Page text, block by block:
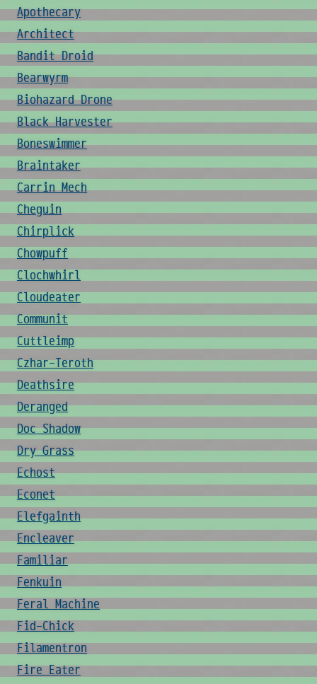
Apothecary
Architect
Bandit Droid
Bearwyrm
Biohazard Drone
Black Harvester
Boneswimmer
Braintaker
Carrin Mech
Cheguin
Chirplick
Chowpuff
Clochwhirl
Cloudeater
Communit
Cuttleimp
Czhar-Teroth
Deathsire
Deranged
Doc Shadow
Dry Grass
Echost
Econet
Elefgainth
Encleaver
Familiar
Fenkuin
Feral Machine
Fid-Chick
Filamentron
Fire Eater